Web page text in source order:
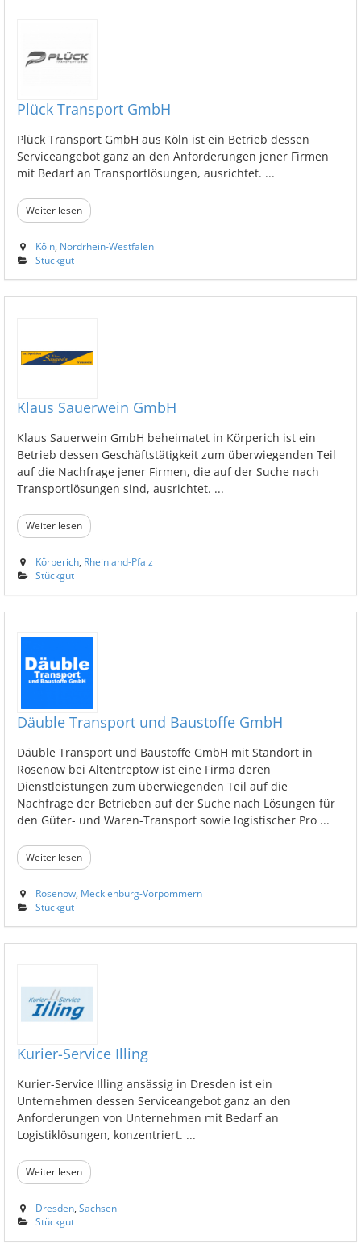
Plück Transport GmbH
Plück Transport GmbH aus Köln ist ein Betrieb dessen
Serviceangebot ganz an den Anforderungen jener Firmen
mit Bedarf an Transportlösungen, ausrichtet. ...
Weiter lesen
Köln, Nordrhein-Westfalen
Stückgut
Klaus Sauerwein GmbH
Klaus Sauerwein GmbH beheimatet in Körperich ist ein
Betrieb dessen Geschäftstätigkeit zum überwiegenden Teil
auf die Nachfrage jener Firmen, die auf der Suche nach
Transportlösungen sind, ausrichtet. ...
Weiter lesen
Körperich Rheinland-Pfalz
Stückgut
Däuble Transport und Baustoffe GmbH
Däuble Transport und Baustoffe GmbH mit Standort in
Rosenow bei Altentreptow ist eine Firma deren
Dienstleistungen zum überwiegenden Teil auf die
Nachfrage der Betrieben auf der Suche nach Lösungen für
den Güter- und Waren-Transport sowie logistischer Pro ...
Weiter lesen
Rosenow Mecklenburg-Vorpommern
Stückgut
Kurier-Service Illing
Kurier-Service Illing ansässig in Dresden ist ein
Unternehmen dessen Serviceangebot ganz an den
Anforderungen von Unternehmen mit Bedarf an
Logistiklösungen, konzentriert. ...
Weiter lesen
Dresden Sachsen
Stückgut